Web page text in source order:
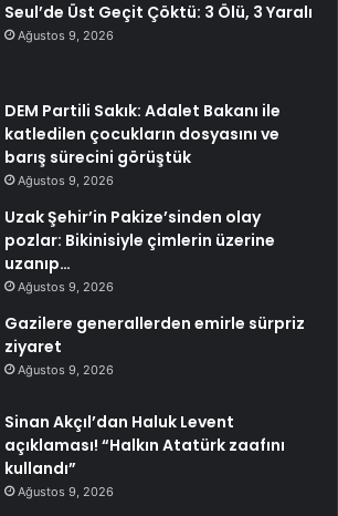
Seul’de Üst Geçit Çöktü: 3 Ölü, 3 Yaralı
Ağustos 9, 2026
DEM Partili Sakık: Adalet Bakanı ile
katledilen çocukların dosyasını ve
barış sürecini görüştük
Ağustos 9, 2026
Uzak Şehir’in Pakize’sinden olay
pozlar: Bikinisiyle çimlerin üzerine
uzanıp…
Ağustos 9, 2026
Gazilere generallerden emirle sürpriz
ziyaret
Ağustos 9, 2026
Sinan Akçıl’dan Haluk Levent
açıklaması! “Halkın Atatürk zaafını
kullandı”
Ağustos 9, 2026